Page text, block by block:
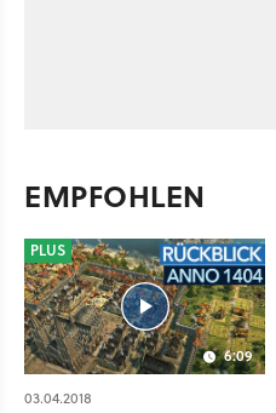
EMPFOHLEN
6:09
PLUS
03.04.2018